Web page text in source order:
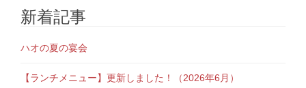
新着記事
ハオの夏の宴会
【ランチメニュー】更新しました！（2026年6月）